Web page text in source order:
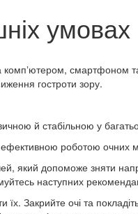
умовах
смартфоном
гостроти зору.
й стабільною у
роботою очних
який допоможе зняти
наступних
Закрийте очі та